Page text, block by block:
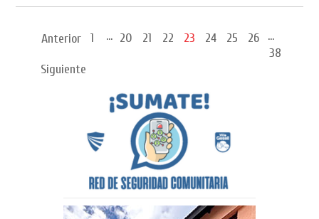
Anterior 1 ... 20 21 22 23 24 25 26
...
38
Siguiente